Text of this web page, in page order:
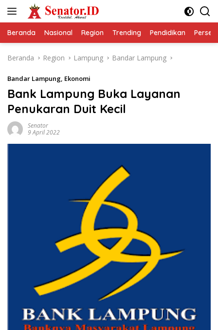
Beranda Nasional Region Trending Pendidikan
Beranda Region Lampung Bandar Lampung
Bandar Lampung, Ekonomi
Bank Lampung Buka Layanan
Penukaran Duit Kecil
Senator
9 April 2022